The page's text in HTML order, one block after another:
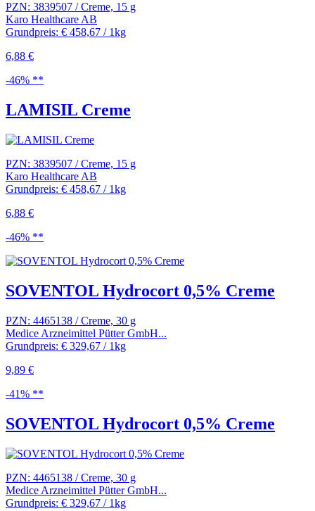
PZN: 3839507 / Creme, 15 g
Karo Healthcare AB
Grundpreis: € 458,67 / 1kg
6,88 €
-46% **
LAMISIL Creme
PZN: 3839507 / Creme, 15 g
Karo Healthcare AB
Grundpreis: € 458,67 / 1kg
6,88 €
-46% **
SOVENTOL Hydrocort 0,5% Creme
PZN: 4465138 / Creme, 30 g
Medice Arzneimittel Pütter GmbH...
Grundpreis: € 329,67 / 1kg
9,89 €
-41% **
SOVENTOL Hydrocort 0,5% Creme
PZN: 4465138 / Creme, 30 g
Medice Arzneimittel Pütter GmbH...
Grundpreis: € 329,67 / 1kg